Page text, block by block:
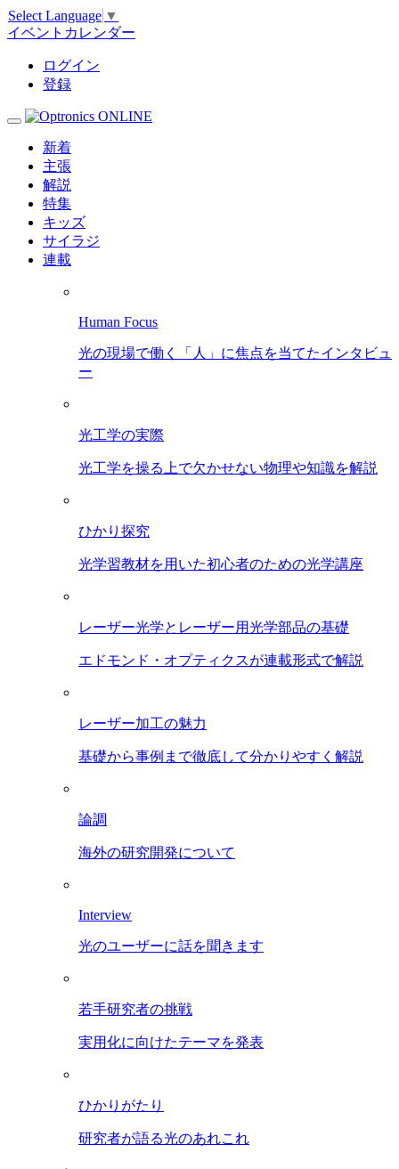
Select Language ▼
イベントカレンダー
ログイン
登録
新着
主張
解説
特集
キッズ
サイラジ
連載
Human Focus
光の現場で働く「人」に焦点を当てたインタビュ
ー
光工学の実際
光工学を操る上で欠かせない物理や知識を解説
ひかり探究
光学習教材を用いた初心者のための光学講座
レーザー光学とレーザー用光学部品の基礎
エドモンド・オプティクスが連載形式で解説
レーザー加工の魅力
基礎から事例まで徹底して分かりやすく解説
論調
海外の研究開発について
Interview
光のユーザーに話を聞きます
若手研究者の挑戦
実用化に向けたテーマを発表
ひかりがたり
研究者が語る光のあれこれ